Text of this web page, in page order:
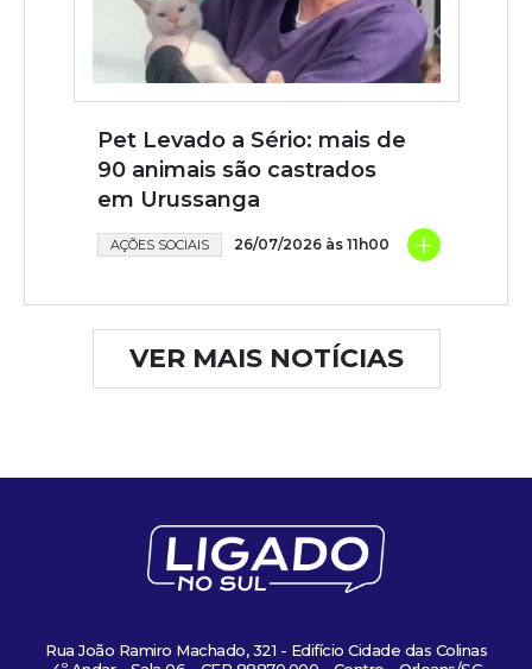
Pet Levado a Sério: mais de
90 animais são castrados
em Urussanga
AÇÕES SOCIAIS 26/07/2026 às 11h00 +
VER MAIS NOTÍCIAS
Rua João Ramiro Machado, 321 - Edifício Cidade das Colinas